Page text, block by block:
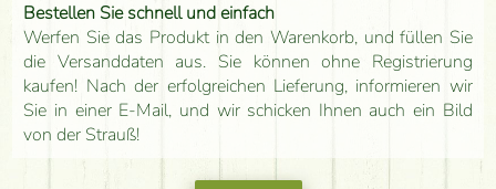
Bestellen Sie schnell und einfach
Werfen Sie das Produkt in den Warenkorb, und füllen Sie
die Versanddaten aus. Sie können ohne Registrierung
kaufen! Nach der erfolgreichen Lieferung, informieren wir
Sie in einer E-Mail, und wir schicken Ihnen auch ein Bild
von der Strauß!